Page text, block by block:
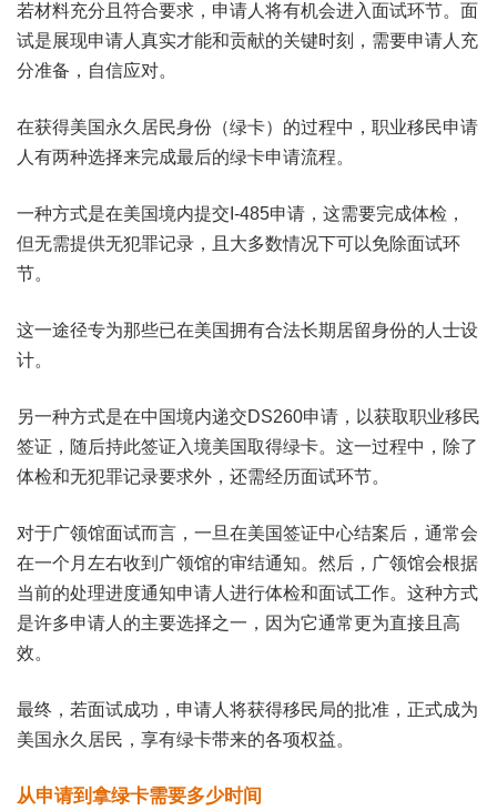
若材料充分且符合要求，申请人将有机会进入面试环节。面
试是展现申请人真实才能和贡献的关键时刻，需要申请人充
分准备，自信应对。
在获得美国永久居民身份（绿卡）的过程中，职业移民申请
人有两种选择来完成最后的绿卡申请流程。
一种方式是在美国境内提交I-485申请，这需要完成体检，
但无需提供无犯罪记录，且大多数情况下可以免除面试环
节。
这一途径专为那些已在美国拥有合法长期居留身份的人士设
计。
另一种方式是在中国境内递交DS260申请，以获取职业移民
签证，随后持此签证入境美国取得绿卡。这一过程中，除了
体检和无犯罪记录要求外，还需经历面试环节。
对于广领馆面试而言，一旦在美国签证中心结案后，通常会
在一个月左右收到广领馆的审结通知。然后，广领馆会根据
当前的处理进度通知申请人进行体检和面试工作。这种方式
是许多申请人的主要选择之一，因为它通常更为直接且高
效。
最终，若面试成功，申请人将获得移民局的批准，正式成为
美国永久居民，享有绿卡带来的各项权益。
从申请到拿绿卡需要多少时间